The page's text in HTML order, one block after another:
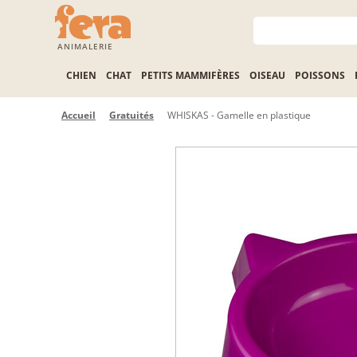
ANIMALERIE
CHIEN CHAT PETITS MAMMIFÈRES OISEAU POISSONS
Accueil Gratuités WHISKAS - Gamelle en plastique